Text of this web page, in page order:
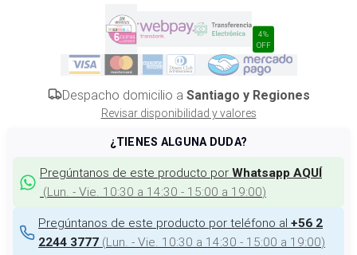
4%
OFF
Despacho domicilio a Santiago y Regiones
Revisar disponibilidad y valores
¿TIENES ALGUNA DUDA?
Pregúntanos de este producto por Whatsapp AQUÍ
(Lun. - Vie. 10:30 a 14:30 - 15:00 a 19:00)
Pregúntanos de este producto por teléfono al +56 2
2244 3777 (Lun. - Vie. 10:30 a 14:30 - 15:00 a 19:00)